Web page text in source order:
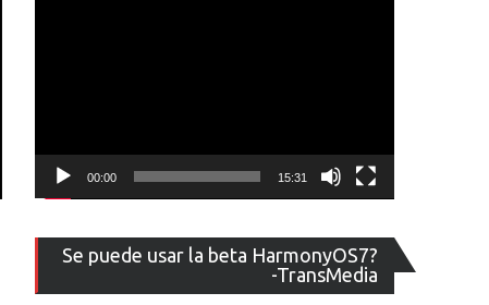
00:00 15:31
Se puede usar la beta HarmonyOS7?
-TransMedia
de
vídeo